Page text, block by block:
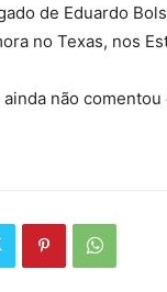
de Eduardo
no Texas, nos
não comentou